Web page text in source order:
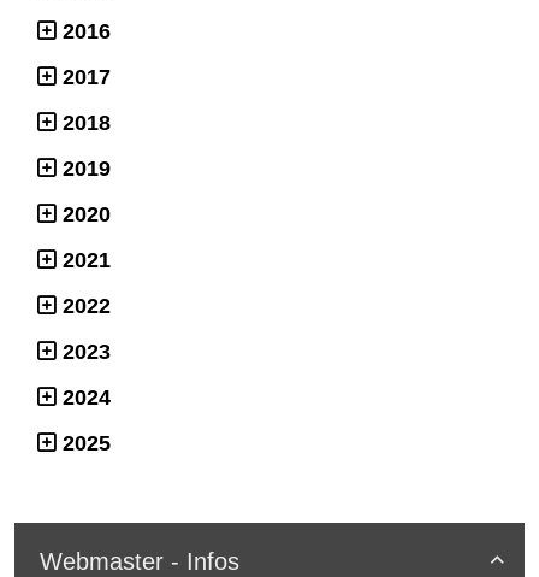
2016
2017
2018
2019
2020
2021
2022
2023
2024
2025

Webmaster - Infos